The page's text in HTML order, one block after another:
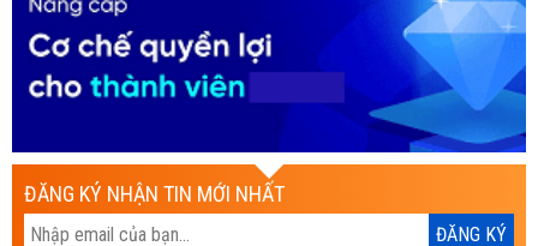
ĐĂNG KÝ NHẬN TIN MỚI NHẤT